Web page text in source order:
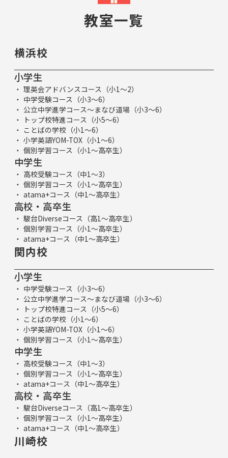
教室一覧
横浜校
小学生
理英会アドバンスコース（小1～2）
中学受験コース（小3～6）
公立中学進学コース～まなび道場（小3～6）
トップ校特進コース（小5～6）
ことばの学校（小1～6）
小学英語YOM-TOX（小1～6）
個別学習コース（小1～高卒生）
中学生
高校受験コース（中1～3）
個別学習コース（小1～高卒生）
atama+コース（中1～高卒生）
高校・高卒生
駿台Diverseコース（高1～高卒生）
個別学習コース（小1～高卒生）
atama+コース（中1～高卒生）
関内校
小学生
中学受験コース（小3～6）
公立中学進学コース～まなび道場（小3～6）
トップ校特進コース（小5～6）
ことばの学校（小1～6）
小学英語YOM-TOX（小1～6）
個別学習コース（小1～高卒生）
中学生
高校受験コース（中1～3）
個別学習コース（小1～高卒生）
atama+コース（中1～高卒生）
高校・高卒生
駿台Diverseコース（高1～高卒生）
個別学習コース（小1～高卒生）
atama+コース（中1～高卒生）
川崎校